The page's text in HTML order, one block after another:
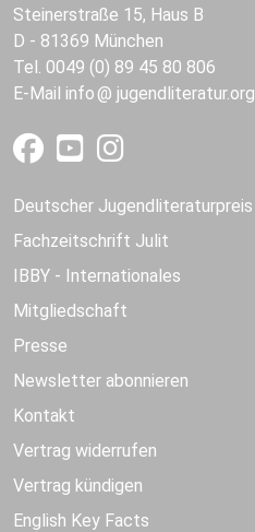
Steinerstraße 15, Haus B
D - 81369 München
Tel. 0049 (0) 89 45 80 806
E-Mail info jugendliteratur.org
Deutscher Jugendliteraturpreis
Fachzeitschrift Julit
IBBY - Internationales
Mitgliedschaft
Presse
Newsletter abonnieren
Kontakt
Vertrag widerrufen
Vertrag kündigen
English Key Facts